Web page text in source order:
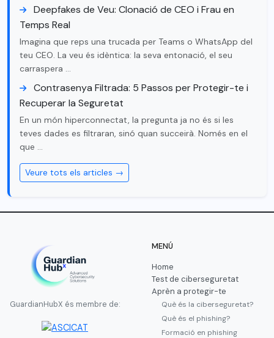
Deepfakes de Veu: Clonació de CEO i Frau en
Temps Real
Imagina que reps una trucada per Teams o WhatsApp del
teu CEO. La veu és idèntica: la seva entonació, el seu
carraspera …
Contrasenya Filtrada: 5 Passos per Protegir-te i
Recuperar la Seguretat
En un món hiperconnectat, la pregunta ja no és si les
teves dades es filtraran, sinó quan succeirà. Només en el
que …
Veure tots els articles →
GuardianHubX és membre de:
MENÚ
Home
Test de ciberseguretat
Aprèn a protegir-te
Què és la ciberseguretat?
Què és el phishing?
Formació en phishing